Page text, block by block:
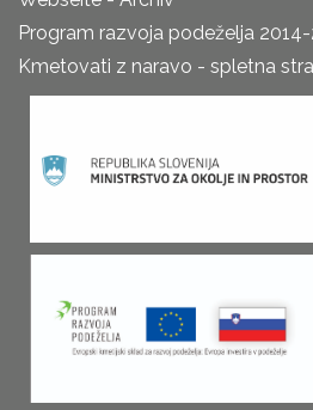
Program razvoja podeželja
Kmetovati z naravo - spletna